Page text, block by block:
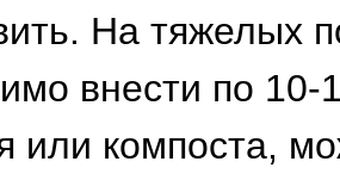
На тяжелых
внести по 10-
или компоста,